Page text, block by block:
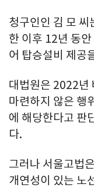
청구인인 김 모 씨
한 이후 12년 동
어 탑승설비 제공
대법원은 2022년
마련하지 않은 행
에 해당한다고 판
다.
그러나 서울고법
개연성이 있는 노